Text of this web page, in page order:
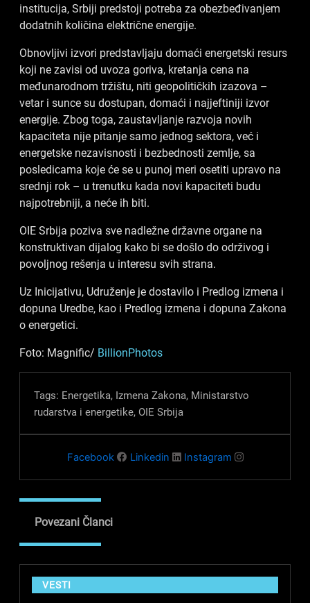
institucija, Srbiji predstoji potreba za obezbeđivanjem
dodatnih količina električne energije.
Obnovljivi izvori predstavljaju domaći energetski resurs
koji ne zavisi od uvoza goriva, kretanja cena na
međunarodnom tržištu, niti geopolitičkih izazova –
vetar i sunce su dostupan, domaći i najjeftiniji izvor
energije. Zbog toga, zaustavljanje razvoja novih
kapaciteta nije pitanje samo jednog sektora, već i
energetske nezavisnosti i bezbednosti zemlje, sa
posledicama koje će se u punoj meri osetiti upravo na
srednji rok – u trenutku kada novi kapaciteti budu
najpotrebniji, a neće ih biti.
OIE Srbija poziva sve nadležne državne organe na
konstruktivan dijalog kako bi se došlo do održivog i
povoljnog rešenja u interesu svih strana.
Uz Inicijativu, Udruženje je dostavilo i Predlog izmena i
dopuna Uredbe, kao i Predlog izmena i dopuna Zakona
o energetici.
Foto: Magnific/ BillionPhotos
Tags: Energetika, Izmena Zakona, Ministarstvo
rudarstva i energetike, OIE Srbija
Facebook Linkedin Instagram
Povezani Članci
VESTI